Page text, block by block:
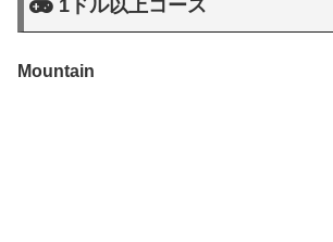
1ドル以上コース
Mountain